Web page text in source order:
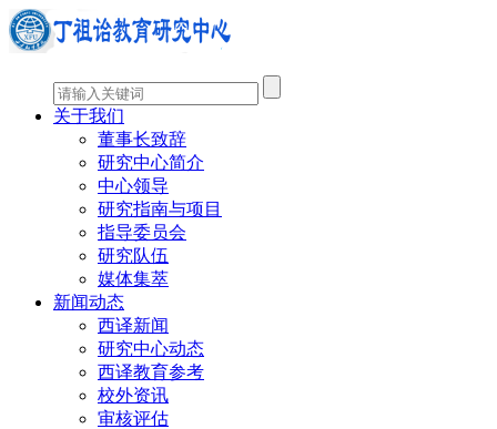
关于我们
董事长致辞
研究中心简介
中心领导
研究指南与项目
指导委员会
研究队伍
媒体集萃
新闻动态
西译新闻
研究中心动态
西译教育参考
校外资讯
审核评估